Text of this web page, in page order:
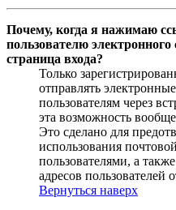
Почему, когда я нажимаю
пользователю
страница входа?
Только
отправлять
пользователям через
эта возможность
Это сделано для
использования
пользователями, а
адресов пользователей
Вернуться наверх